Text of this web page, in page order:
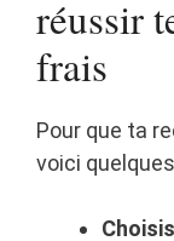
réussir
frais
Pour que ta
voici